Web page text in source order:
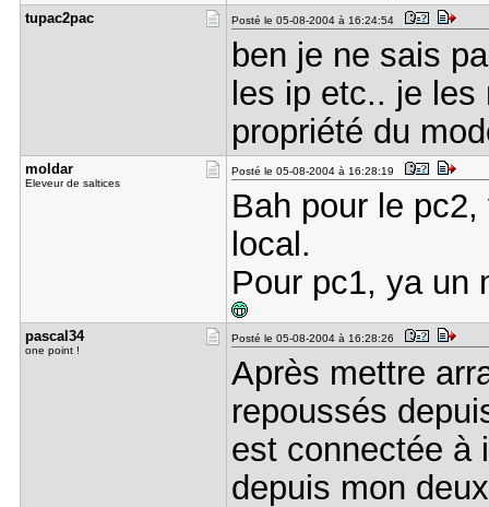
tupac2pac Posté le 05-08-2004 à 16:24:54
ben je ne sais
les ip etc.. je
propriété du
moldar
Eleveur de saltices
Posté le 05-08-2004 à 16:28:19
Bah pour le
local.
Pour pc1, ya un
pascal34
one point !
Posté le 05-08-2004 à 16:28:26
Après mettre
repoussés
est connectée à
depuis mon